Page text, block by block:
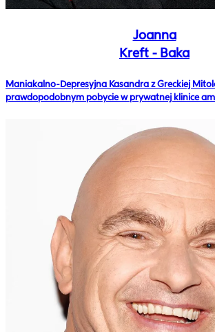
Joanna
Kreft - Baka
Maniakalno-Depresyjna Kasandra z Greckiej
prawdopodobnym pobycie w prywatnej klinice